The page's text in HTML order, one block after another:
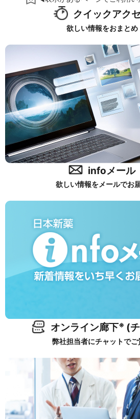
クイックアク
欲しい情報をおまとめ
infoメール
欲しい情報をメールでお
オンライン廊下※ (
弊社担当者にチャットでご